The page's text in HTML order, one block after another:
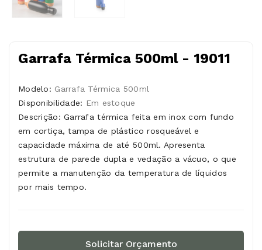
Garrafa Térmica 500ml - 19011
Modelo: Garrafa Térmica 500ml
Disponibilidade: Em estoque
Descrição: Garrafa térmica feita em inox com fundo
em cortiça, tampa de plástico rosqueável e
capacidade máxima de até 500ml. Apresenta
estrutura de parede dupla e vedação a vácuo, o que
permite a manutenção da temperatura de líquidos
por mais tempo.
Solicitar Orçamento